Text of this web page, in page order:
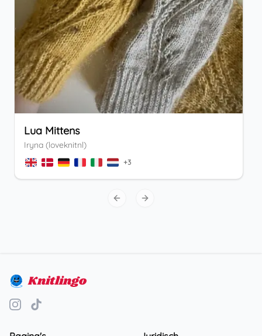
Lua Mittens
Iryna (loveknitnl)
+3
Previous slide
Next slide
Knitlingo